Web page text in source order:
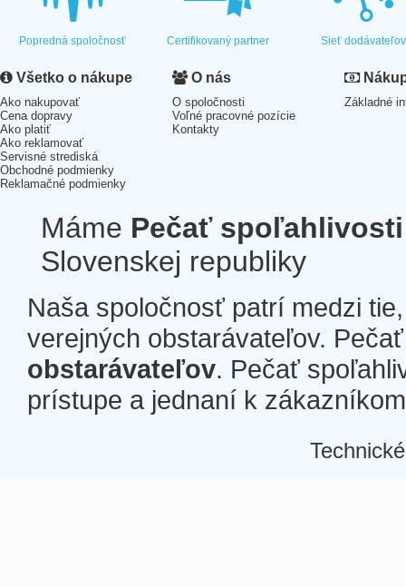
Popredná spoločnosť Certifikovaný partner Sieť dodávateľov
Všetko o nákupe
Ako nakupovať
Cena dopravy
Ako platiť
Ako reklamovať
Servisné strediská
Obchodné podmienky
Reklamačné podmienky
O nás
O spoločnosti
Voľné pracovné pozície
Kontakty
Základné
Máme Pečať spoľahlivosti
Slovenskej republiky
Naša spoločnosť patrí medzi
verejných obstarávateľov.
obstarávateľov. Pečať
prístupe a jednaní k